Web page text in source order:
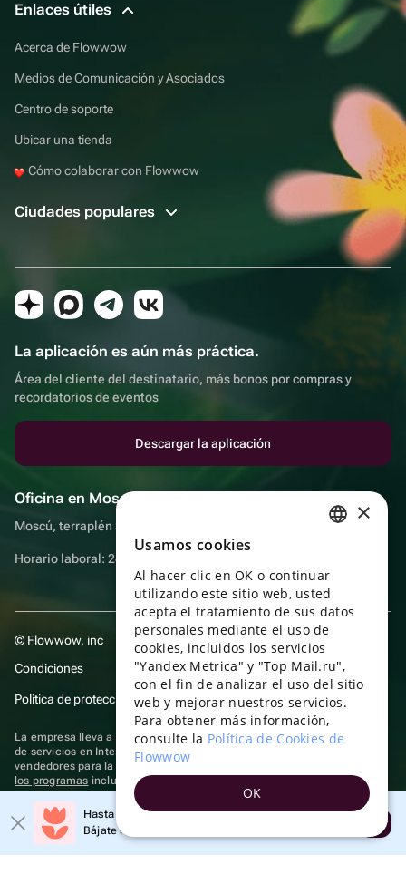
Enlaces útiles
Acerca de Flowwow
Medios de Comunicación y Asociados
Centro de soporte
Ubicar una tienda
Cómo colaborar con Flowwow
Ciudades populares
La aplicación es aún más práctica.
Área del cliente del destinatario, más bonos por compras y
recordatorios de eventos
Descargar la aplicación
Oficina en Moscú
Moscú, terraplén Sadovnicheskaya, 9, sala 2/3
Horario laboral: 24 horas
© Flowwow, inc
Condiciones
Política de protección y privacidad de datos
La empresa lleva a cabo su actividad en el ámbito de las TI: prestación
de servicios en Internet para la publicación de ofertas (anuncios) de
vendedores para la venta de artículos. Acceder a la
los programas incluidos en el registro de programas rusos para
computadoras y bases de datos.
Se aplican
tecnologías de recomendación
Hasta un 10% de descuento en el primer pedido
Bájate la aplicación y obtén tu código
Abrir
ENGLISH
UKRAINIAN
PORTUGUESE
SPANISH
HUNGARIAN
ITALIAN
POLISH
×
Usamos cookies
Al hacer clic en OK o continuar
utilizando este sitio web, usted
acepta el tratamiento de sus datos
personales mediante el uso de
cookies, incluidos los servicios
"Yandex Metrica" y "Top Mail.ru",
con el fin de analizar el uso del sitio
web y mejorar nuestros servicios.
Para obtener más información,
consulte la Política de Cookies de
Flowwow
OK